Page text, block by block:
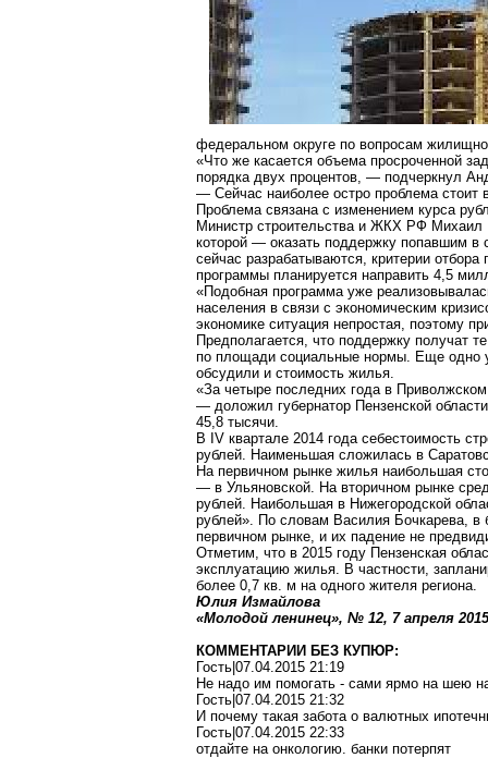
федеральном округе по вопросам
«Что же касается объема просроченной
порядка двух процентов, — подчеркнул
— Сейчас наиболее остро проблема стоит
Проблема связана с изменением курса
Министр строительства и ЖКХ РФ Михаил
которой — оказать поддержку попавшим
сейчас разрабатываются, критерии
программы планируется направить 4,5
«Подобная программа уже
населения в связи с экономическим
экономике ситуация непростая, поэтому
Предполагается, что поддержку получат
по площади социальные нормы. Еще одно
обсудили и стоимость жилья.
«За четыре последних года в
— доложил губернатор Пензенской
45,8 тысячи.
В IV квартале 2014 года себестоимость
рублей. Наименьшая сложилась в
На первичном рынке жилья наибольшая
— в Ульяновской. На вторичном рынке
рублей. Наибольшая в Нижегородской
рублей». По словам Василия Бочкарева,
первичном рынке, и их падение не
Отметим, что в 2015 году Пензенская
эксплуатацию жилья. В частности,
более 0,7 кв. м на одного жителя региона.
Юлия Измайлова
«Молодой ленинец», № 12, 7 апреля
КОММЕНТАРИИ БЕЗ КУПЮР:
Гость|07.04.2015 21:19
Не надо им помогать - сами ярмо на шею
Гость|07.04.2015 21:32
И почему такая забота о валютных
Гость|07.04.2015 22:33
отдайте на онкологию. банки потерпят